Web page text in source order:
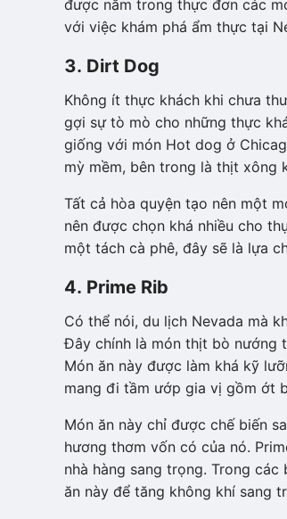
được nằm trong thực đơn các
với việc khám phá ẩm thực tại
3. Dirt Dog
Không ít thực khách khi chưa
gợi sự tò mò cho những thực
giống với món Hot dog ở
mỳ mềm, bên trong là thịt xông
Tất cả hòa quyện tạo nên một
nên được chọn khá nhiều cho
một tách cà phê, đây sẽ là lựa
4. Prime Rib
Có thể nói, du lịch Nevada mà
Đây chính là món thịt bò nướng
Món ăn này được làm khá kỹ
mang đi tầm ướp gia vị gồm ớt
Món ăn này chỉ được chế biến
hương thơm vốn có của nó.
nhà hàng sang trọng. Trong
ăn này để tăng không khí sang